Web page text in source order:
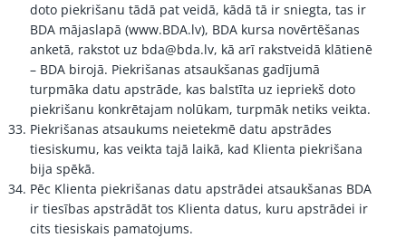
doto piekrišanu tādā pat veidā, kādā tā ir sniegta, tas ir
BDA mājaslapā (www.BDA.lv), BDA kursa novērtēšanas
anketā, rakstot uz bda@bda.lv, kā arī rakstveidā klātienē
– BDA birojā. Piekrišanas atsaukšanas gadījumā
turpmāka datu apstrāde, kas balstīta uz iepriekš doto
piekrišanu konkrētajam nolūkam, turpmāk netiks veikta.
Piekrišanas atsaukums neietekmē datu apstrādes
tiesiskumu, kas veikta tajā laikā, kad Klienta piekrišana
bija spēkā.
Pēc Klienta piekrišanas datu apstrādei atsaukšanas BDA
ir tiesības apstrādāt tos Klienta datus, kuru apstrādei ir
cits tiesiskais pamatojums.